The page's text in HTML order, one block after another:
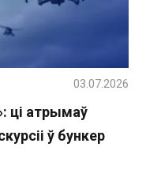
ці атрымаў
ў бункер
03.07.2026